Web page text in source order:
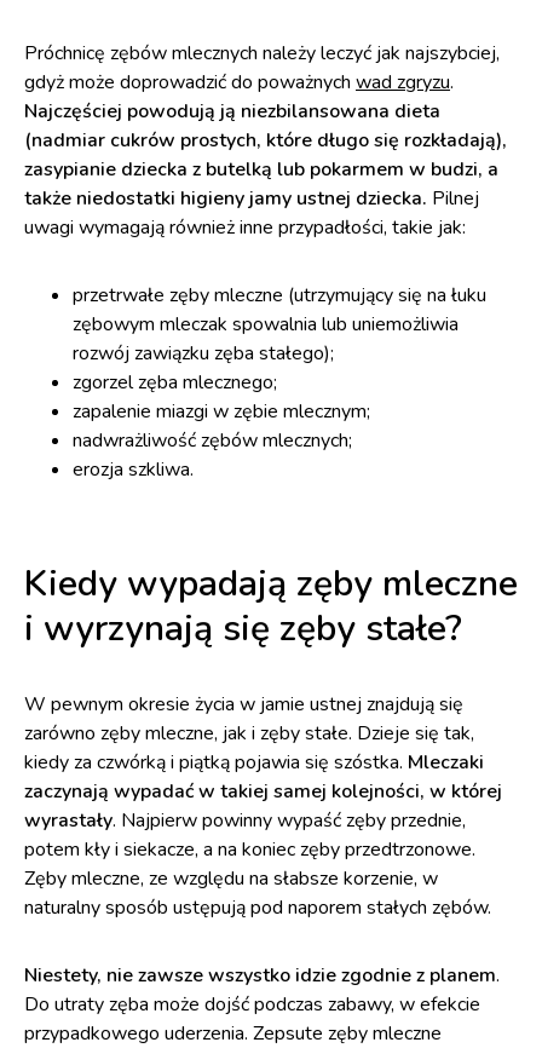
Próchnicę zębów mlecznych należy leczyć jak najszybciej,
gdyż może doprowadzić do poważnych wad zgryzu.
Najczęściej powodują ją niezbilansowana dieta
(nadmiar cukrów prostych, które długo się rozkładają),
zasypianie dziecka z butelką lub pokarmem w budzi, a
także niedostatki higieny jamy ustnej dziecka. Pilnej
uwagi wymagają również inne przypadłości, takie jak:
przetrwałe zęby mleczne (utrzymujący się na łuku
zębowym mleczak spowalnia lub uniemożliwia
rozwój zawiązku zęba stałego);
zgorzel zęba mlecznego;
zapalenie miazgi w zębie mlecznym;
nadwrażliwość zębów mlecznych;
erozja szkliwa.
Kiedy wypadają zęby mleczne
i wyrzynają się zęby stałe?
W pewnym okresie życia w jamie ustnej znajdują się
zarówno zęby mleczne, jak i zęby stałe. Dzieje się tak,
kiedy za czwórką i piątką pojawia się szóstka. Mleczaki
zaczynają wypadać w takiej samej kolejności, w której
wyrastały. Najpierw powinny wypaść zęby przednie,
potem kły i siekacze, a na koniec zęby przedtrzonowe.
Zęby mleczne, ze względu na słabsze korzenie, w
naturalny sposób ustępują pod naporem stałych zębów.
Niestety, nie zawsze wszystko idzie zgodnie z planem.
Do utraty zęba może dojść podczas zabawy, w efekcie
przypadkowego uderzenia. Zepsute zęby mleczne